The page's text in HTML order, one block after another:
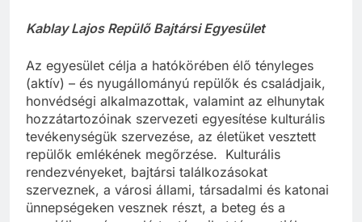
Kablay Lajos Repülő Bajtársi Egyesület
Az egyesület célja a hatókörében élő tényleges
(aktív) – és nyugállományú repülők és családjaik,
honvédségi alkalmazottak, valamint az elhunytak
hozzátartozóinak szervezeti egyesítése kulturális
tevékenységük szervezése, az életüket vesztett
repülők emlékének megőrzése. Kulturális
rendezvényeket, bajtársi találkozásokat
szerveznek, a városi állami, társadalmi és katonai
ünnepségeken vesznek részt, a beteg és a